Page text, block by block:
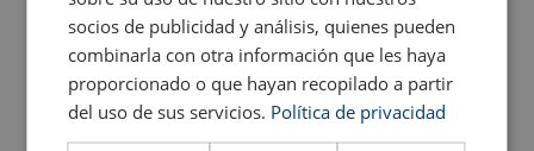
Ver producto Ver producto
socios de publicidad y análisis, quienes pueden
combinarla con otra información que les haya
proporcionado o que hayan recopilado a partir
del uso de sus servicios. Política de privacidad